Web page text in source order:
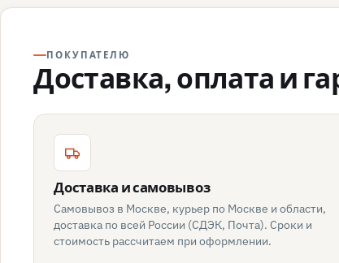
ПОКУПАТЕЛЮ
Доставка, оплата и
Доставка и самовывоз
Самовывоз в Москве, курьер по Москве и области,
доставка по всей России (СДЭК, Почта). Сроки и
стоимость рассчитаем при оформлении.